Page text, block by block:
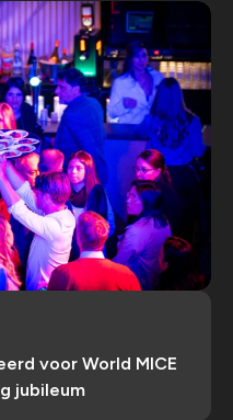
voor World MICE
jubileum